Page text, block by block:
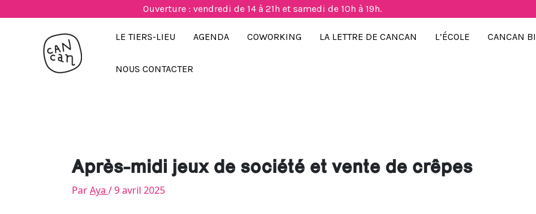
Ouverture : vendredi de 14 à 21h et samedi de 10h à 19h.
au
LE TIERS-LIEU AGENDA COWORKING LA LETTRE DE CANCAN L’ÉCOLE CANCAN
NOUS CONTACTER
Après-midi jeux de société et vente de crêpes
ParAya /9 avril 2025